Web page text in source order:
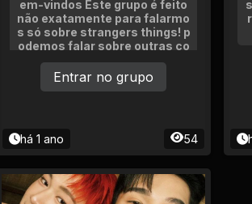
em-vindos Este grupo é feito
não exatamente para falarmo
s só sobre strangers things! p
odemos falar sobre outras co
isas mais o foco é ST e para f
azermos amigos.
há 1 ano 54
Entrar no grupo